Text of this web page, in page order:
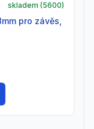
skladem (5600)